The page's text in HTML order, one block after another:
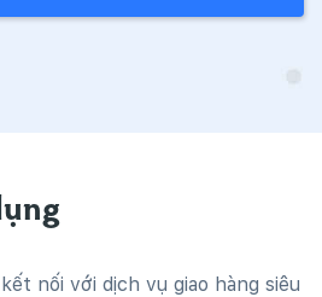
nối với dịch vụ giao hàng siêu